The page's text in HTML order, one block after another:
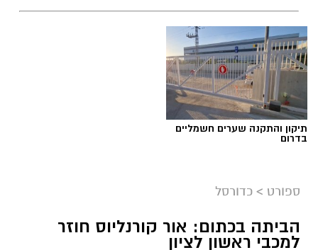
תיקון והתקנה שערים חשמליים
בדרום
ספורט > כדורסל
הביתה בכתום: אור קורנליוס חוזר
למכבי ראשון לציון